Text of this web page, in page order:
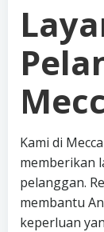
Kami di
memberikan
pelanggan.
membantu
keperluan